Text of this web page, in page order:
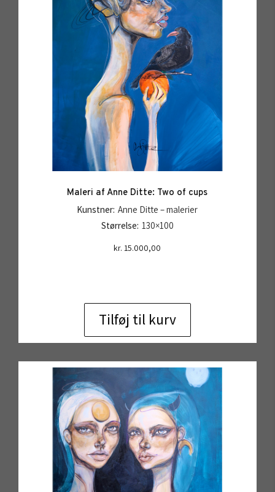
Maleri af Anne Ditte: Two of cups
Kunstner: Anne Ditte – malerier
Størrelse: 130×100
kr. 15.000,00
Tilføj til kurv